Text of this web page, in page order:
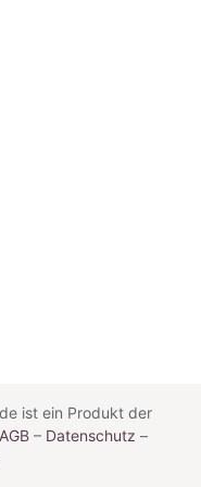
ist ein Produkt der
AGB – Datenschutz –